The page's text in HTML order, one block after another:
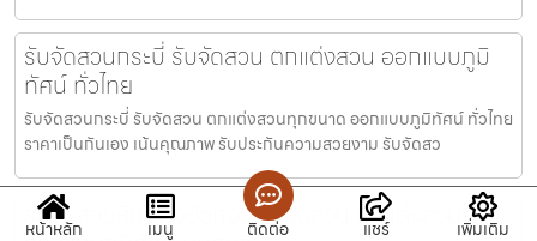
รับจัดสวนกระบี่ รับจัดสวน ตกแต่งสวน ออกแบบภูมิ
ทัศน์ ทั่วไทย
รับจัดสวนกระบี่ รับจัดสวน ตกแต่งสวนทุกขนาด ออกแบบภูมิทัศน์ ทั่วไทย
ราคาเป็นกันเอง เน้นคุณภาพ รับประกันความสวยงาม รับจัดสว
รับจัดสวนหิน บางบัวทอง รับจัดสวน ตกแต่งสวน
หน้าหลัก เมนู ติดต่อ แชร์ เพิ่มเติม